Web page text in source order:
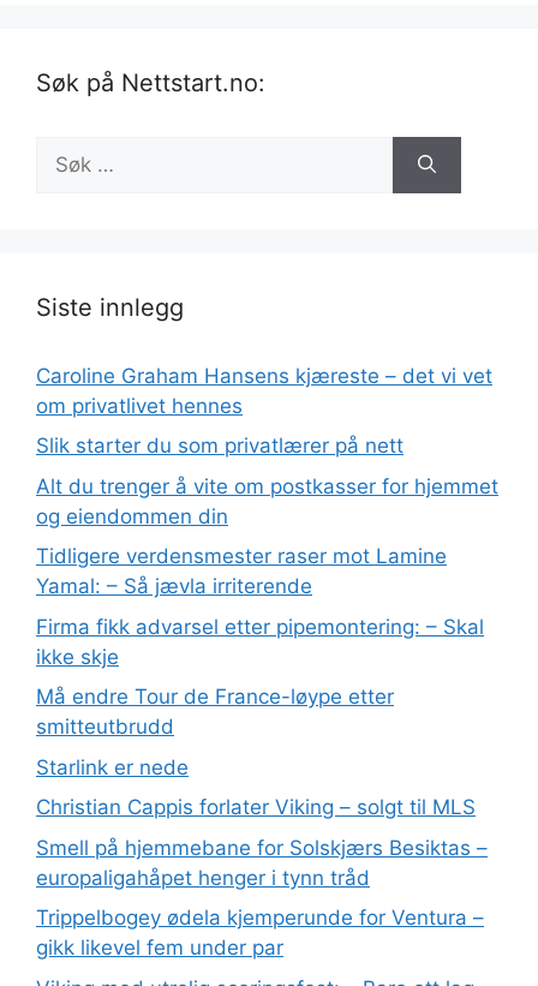
Søk på Nettstart.no:
etter:
Siste innlegg
Caroline Graham Hansens kjæreste – det vi vet
om privatlivet hennes
Slik starter du som privatlærer på nett
Alt du trenger å vite om postkasser for hjemmet
og eiendommen din
Tidligere verdensmester raser mot Lamine
Yamal: – Så jævla irriterende
Firma fikk advarsel etter pipemontering: – Skal
ikke skje
Må endre Tour de France-løype etter
smitteutbrudd
Starlink er nede
Christian Cappis forlater Viking – solgt til MLS
Smell på hjemmebane for Solskjærs Besiktas –
europaligahåpet henger i tynn tråd
Trippelbogey ødela kjemperunde for Ventura –
gikk likevel fem under par